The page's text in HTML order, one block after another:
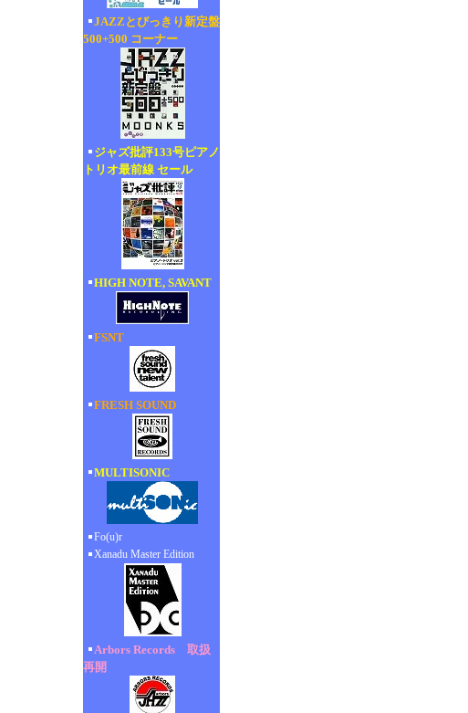
JAZZとびっきり新定盤
500+500 コーナー
ジャズ批評133号ピアノ
トリオ最前線 セール
HIGH NOTE, SAVANT
FSNT
FRESH SOUND
MULTISONIC
Fo(u)r
Xanadu Master Edition
Arbors Records 取扱
再開